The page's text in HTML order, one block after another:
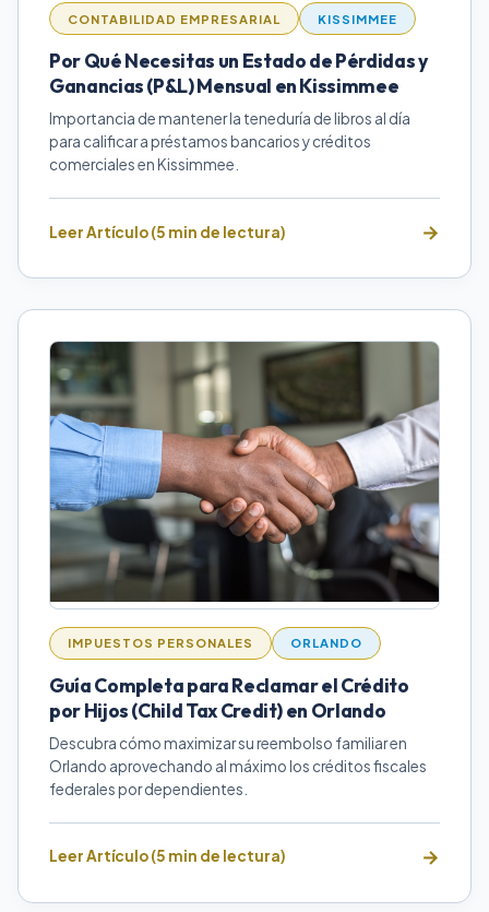
CONTABILIDAD EMPRESARIAL KISSIMMEE
Por Qué Necesitas un Estado de Pérdidas y
Ganancias (P&L) Mensual en Kissimmee
Importancia de mantener la teneduría de libros al día
para calificar a préstamos bancarios y créditos
comerciales en Kissimmee.
Leer Artículo (5 min de lectura)
IMPUESTOS PERSONALES ORLANDO
Guía Completa para Reclamar el Crédito
por Hijos (Child Tax Credit) en Orlando
Descubra cómo maximizar su reembolso familiar en
Orlando aprovechando al máximo los créditos fiscales
federales por dependientes.
Leer Artículo (5 min de lectura)